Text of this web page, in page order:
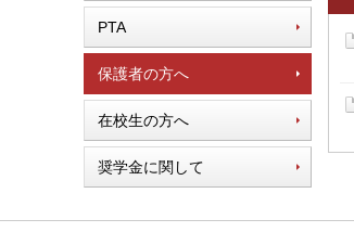
PTA
保護者の方へ
在校生の方へ
奨学金に関して